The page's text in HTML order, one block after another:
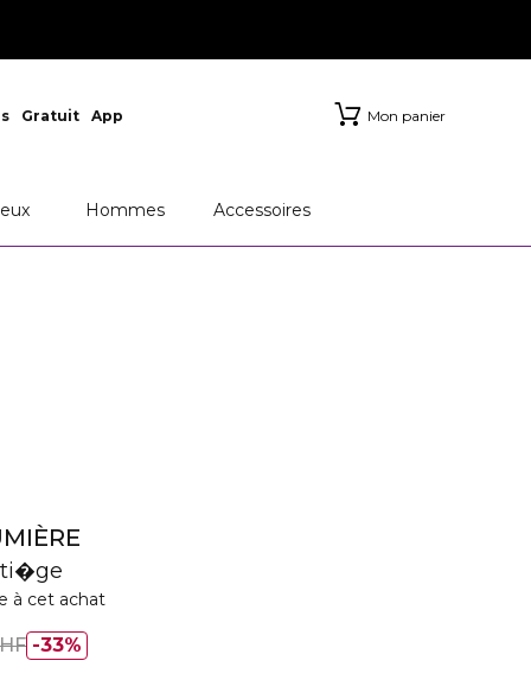
Gratuit App Mon panier
Hommes Accessoires
à cet achat
33%